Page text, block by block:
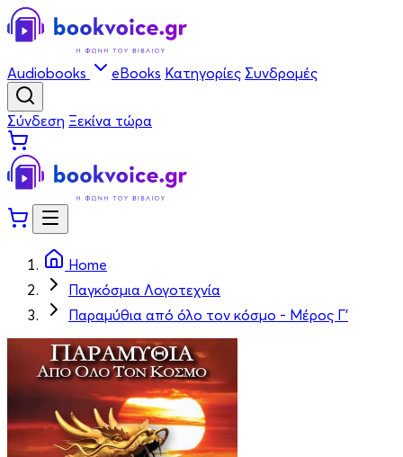
Audiobooks eBooks Κατηγορίες Συνδρομές
Σύνδεση Ξεκίνα τώρα
Home
Παγκόσμια Λογοτεχνία
Παραμύθια από όλο τον κόσμο - Μέρος Γ'